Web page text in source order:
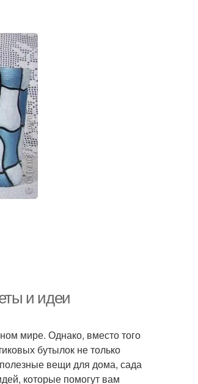
и идеи
мире. Однако, вместо того
бутылок не только
полезные вещи для дома, сада
которые помогут вам